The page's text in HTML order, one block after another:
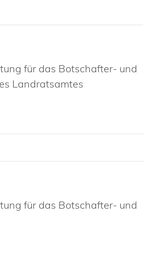
für das Botschafter- und
Landratsamtes
für das Botschafter- und